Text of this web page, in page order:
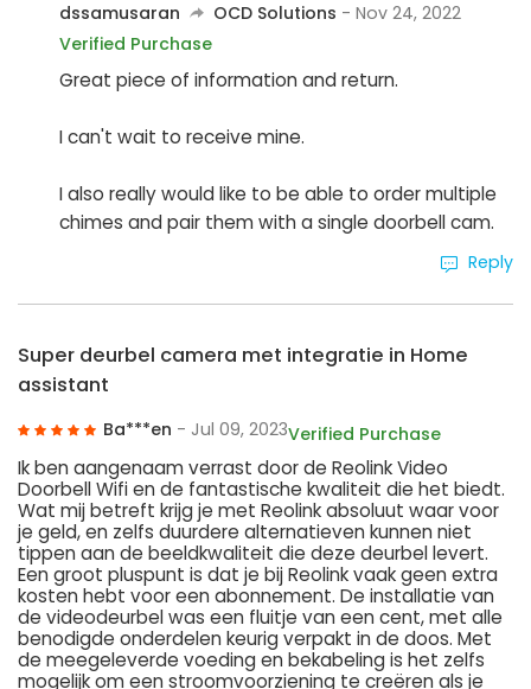
dssamusaran OCD Solutions - Nov 24, 2022
Verified Purchase
Great piece of information and return.
I can't wait to receive mine.
I also really would like to be able to order multiple
chimes and pair them with a single doorbell cam.
Reply
Super deurbel camera met integratie in Home
assistant
Ba***en - Jul 09, 2023Verified Purchase
Ik ben aangenaam verrast door de Reolink Video
Doorbell Wifi en de fantastische kwaliteit die het biedt.
Wat mij betreft krijg je met Reolink absoluut waar voor
je geld, en zelfs duurdere alternatieven kunnen niet
tippen aan de beeldkwaliteit die deze deurbel levert.
Een groot pluspunt is dat je bij Reolink vaak geen extra
kosten hebt voor een abonnement. De installatie van
de videodeurbel was een fluitje van een cent, met alle
benodigde onderdelen keurig verpakt in de doos. Met
de meegeleverde voeding en bekabeling is het zelfs
mogelijk om een stroomvoorziening te creëren als je